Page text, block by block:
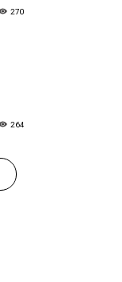
270
264